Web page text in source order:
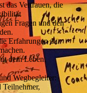
das Vertrauen, die
Fragen und den
Erfahrungen zu
dem Leben.
Wegbegleiter:
Teilnehmer,